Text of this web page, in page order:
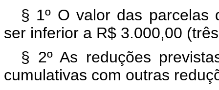
§ 1º O valor das parcelas
ser inferior a R$ 3.000,00
§ 2º As reduções
cumulativas com outras